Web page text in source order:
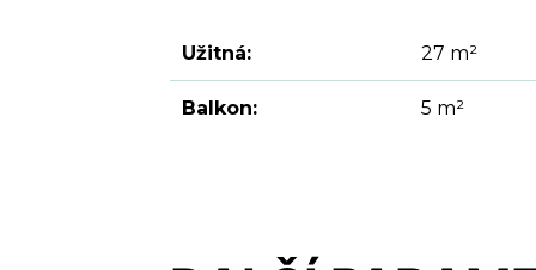
Užitná: 27 m²
Balkon: 5 m²